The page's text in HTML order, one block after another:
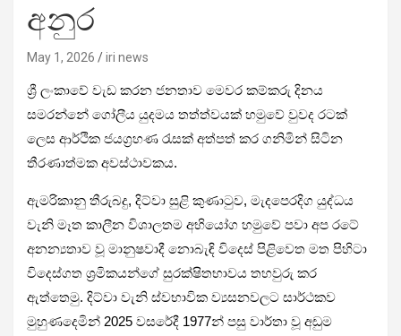
අනුර
May 1, 2026 iri news
ශ්‍රී ලංකාවේ වැඩ කරන ජනතාව මෙවර කම්කරු දිනය
සමරන්නේ ගෝලීය යුදමය තත්ත්වයක් හමුවේ වුවද රටක්
ලෙස ආර්ථික ජයග්‍රහණ රැසක් අත්පත් කර ගනිමින් සිටින
තීරණාත්මක අවස්ථාවකය.
ඇමරිකානු තීරුබදු, දිට්වා සුළි කුණාටුව, මැදපෙරදිග යුද්ධය
වැනි මෑත කාලීන විශාලතම අභියෝග හමුවේ පවා අප රටේ
අනන්‍යතාව වූ මානුෂවාදී නොබැඳි විදෙස් පිළිවෙත මත පිහිටා
විදෙස්ගත ශ්‍රමිකයන්ගේ සුරක්ෂිතභාවය තහවුරු කර
ඇත්තෙමු. දිට්වා වැනි ස්වභාවික ව්‍යසනවලට සාර්ථකව
මුහුණදෙමින් 2025 වසරේදී 1977න් පසු වාර්තා වූ අඩුම